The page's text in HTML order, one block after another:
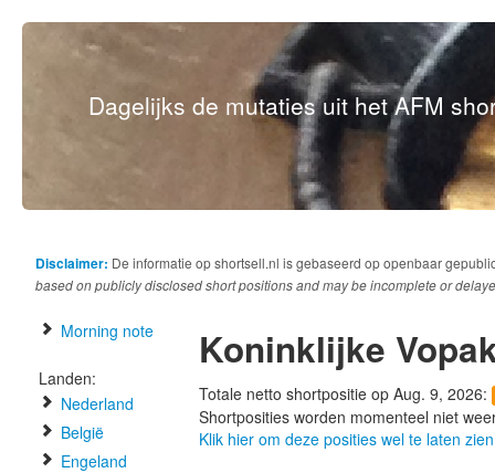
Dagelijks de mutaties uit het AFM
Disclaimer: De informatie op shortsell.nl is gebaseerd op openbaar
based on publicly disclosed short positions and may be incomplete or
Morning note
Landen:
Nederland
België
Engeland
Koninklijke
Totale netto shortpositie op Aug. 9, 2026:
Shortposities worden momenteel niet
Klik hier om deze posities wel te laten zien